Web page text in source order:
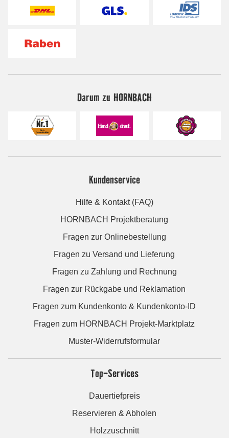
Darum zu HORNBACH
Kundenservice
Hilfe & Kontakt (FAQ)
HORNBACH Projektberatung
Fragen zur Onlinebestellung
Fragen zu Versand und Lieferung
Fragen zu Zahlung und Rechnung
Fragen zur Rückgabe und Reklamation
Fragen zum Kundenkonto & Kundenkonto-ID
Fragen zum HORNBACH Projekt-Marktplatz
Muster-Widerrufsformular
Top-Services
Dauertiefpreis
Reservieren & Abholen
Holzzuschnitt